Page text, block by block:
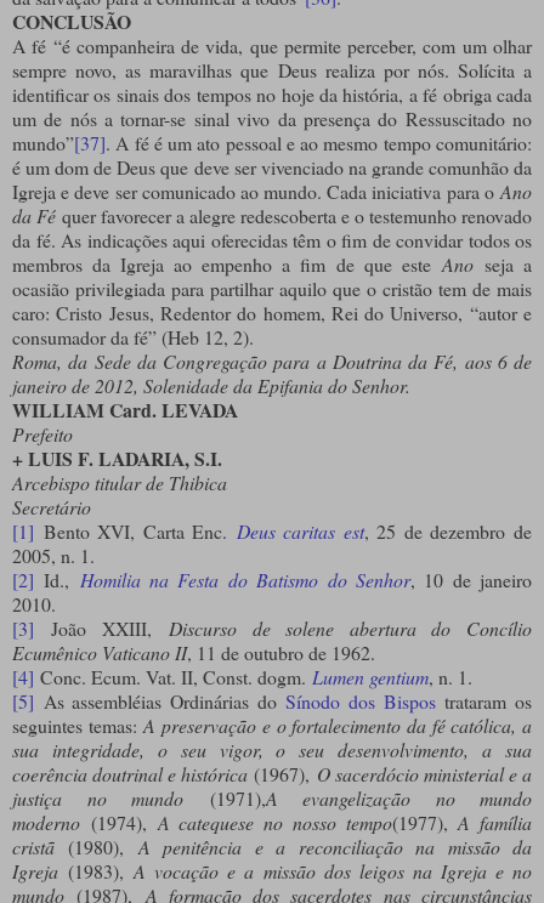
CONCLUSÃO
A fé “é companheira de vida, que permite perceber, com um olhar
sempre novo, as maravilhas que Deus realiza por nós. Solícita a
identificar os sinais dos tempos no hoje da história, a fé obriga cada
um de nós a tornar-se sinal vivo da presença do Ressuscitado no
mundo”[37]. A fé é um ato pessoal e ao mesmo tempo comunitário:
é um dom de Deus que deve ser vivenciado na grande comunhão da
Igreja e deve ser comunicado ao mundo. Cada iniciativa para o Ano
da Fé quer favorecer a alegre redescoberta e o testemunho renovado
da fé. As indicações aqui oferecidas têm o fim de convidar todos os
membros da Igreja ao empenho a fim de que este Anoseja a
ocasião privilegiada para partilhar aquilo que o cristão tem de mais
caro: Cristo Jesus, Redentor do homem, Rei do Universo, “autor e
consumador da fé” (Heb 12, 2).
Roma, da Sede da Congregação para a Doutrina da Fé, aos 6 de
janeiro de 2012, Solenidade da Epifania do Senhor.
WILLIAM Card. LEVADA
Prefeito
+ LUIS F. LADARIA, S.I.
Arcebispo titular de Thibica
Secretário
[1] Bento XVI, Carta Enc. Deus caritas est, 25 de dezembro de
2005, n. 1.
[2] Id., Homilia na Festa do Batismo do Senhor, 10 de janeiro
2010.
[3] João XXIII, Discurso de solene abertura do Concílio
Ecumênico Vaticano II, 11 de outubro de 1962.
[4] Conc. Ecum. Vat. II, Const. dogm. Lumen gentium, n. 1.
[5] As assembléias Ordinárias doSínodo dos Bispostrataram os
seguintes temas:A preservação e o fortalecimento da fé católica, a
sua integridade, o seu vigor, o seu desenvolvimento, a sua
coerência doutrinal e histórica (1967), O sacerdócio ministerial e a
justiça no mundo (1971),A evangelização no mundo
moderno (1974), A catequese no nosso tempo(1977),A família
cristã (1980), A penitência e a reconciliação na missão da
Igreja (1983),A vocação e a missão dos leigos na Igreja e no
mundo (1987), A formação dos sacerdotes nas circunstâncias